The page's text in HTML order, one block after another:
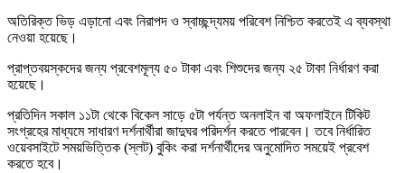
অতিরিক্ত ভিড় এড়ানো এবং নিরাপদ ও স্বাচ্ছন্দ্যময় পরিবেশ নিশ্চিত করতেই এ ব্যবস্থা
নেওয়া হয়েছে।
প্রাপ্তবয়স্কদের জন্য প্রবেশমূল্য ৫০ টাকা এবং শিশুদের জন্য ২৫ টাকা নির্ধারণ করা
হয়েছে।
প্রতিদিন সকাল ১১টা থেকে বিকেল সাড়ে ৫টা পর্যন্ত অনলাইন বা অফলাইনে টিকিট
সংগ্রহের মাধ্যমে সাধারণ দর্শনার্থীরা জাদুঘর পরিদর্শন করতে পারবেন। তবে নির্ধারিত
ওয়েবসাইটে সময়ভিত্তিক (স্লট) বুকিং করা দর্শনার্থীদের অনুমোদিত সময়েই প্রবেশ
করতে হবে।